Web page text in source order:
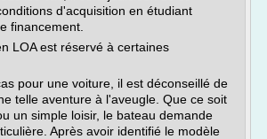
d'acquisition en étudiant
financement.
LOA est réservé à certaines
pour une voiture, il est déconseillé de
telle aventure à l'aveugle. Que ce soit
un simple loisir, le bateau demande
Après avoir identifié le modèle